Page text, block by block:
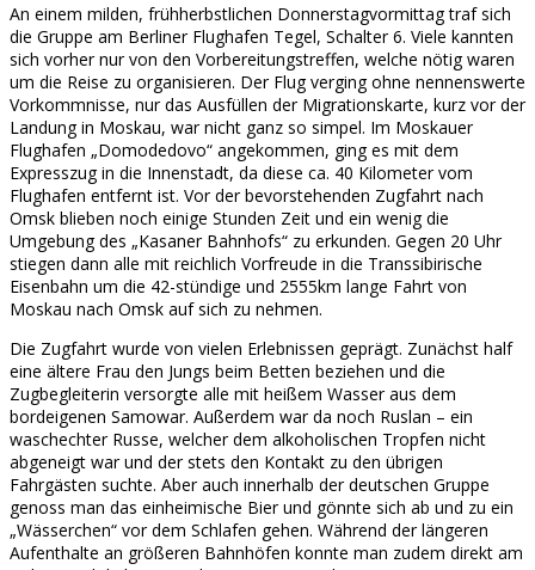
An einem milden, frühherbstlichen Donnerstagvormittag traf sich
die Gruppe am Berliner Flughafen Tegel, Schalter 6. Viele kannten
sich vorher nur von den Vorbereitungstreffen, welche nötig waren
um die Reise zu organisieren. Der Flug verging ohne nennenswerte
Vorkommnisse, nur das Ausfüllen der Migrationskarte, kurz vor der
Landung in Moskau, war nicht ganz so simpel. Im Moskauer
Flughafen „Domodedovo“ angekommen, ging es mit dem
Expresszug in die Innenstadt, da diese ca. 40 Kilometer vom
Flughafen entfernt ist. Vor der bevorstehenden Zugfahrt nach
Omsk blieben noch einige Stunden Zeit und ein wenig die
Umgebung des „Kasaner Bahnhofs“ zu erkunden. Gegen 20 Uhr
stiegen dann alle mit reichlich Vorfreude in die Transsibirische
Eisenbahn um die 42-stündige und 2555km lange Fahrt von
Moskau nach Omsk auf sich zu nehmen.
Die Zugfahrt wurde von vielen Erlebnissen geprägt. Zunächst half
eine ältere Frau den Jungs beim Betten beziehen und die
Zugbegleiterin versorgte alle mit heißem Wasser aus dem
bordeigenen Samowar. Außerdem war da noch Ruslan – ein
waschechter Russe, welcher dem alkoholischen Tropfen nicht
abgeneigt war und der stets den Kontakt zu den übrigen
Fahrgästen suchte. Aber auch innerhalb der deutschen Gruppe
genoss man das einheimische Bier und gönnte sich ab und zu ein
„Wässerchen“ vor dem Schlafen gehen. Während der längeren
Aufenthalte an größeren Bahnhöfen konnte man zudem direkt am